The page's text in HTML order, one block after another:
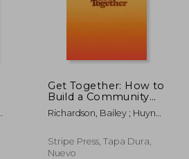
Get Together: How to
Build a Community
With Your People (en
Inglés)
Richardson, Bailey ; Huynh,
Stripe Press, Tapa Dura,
Nuevo